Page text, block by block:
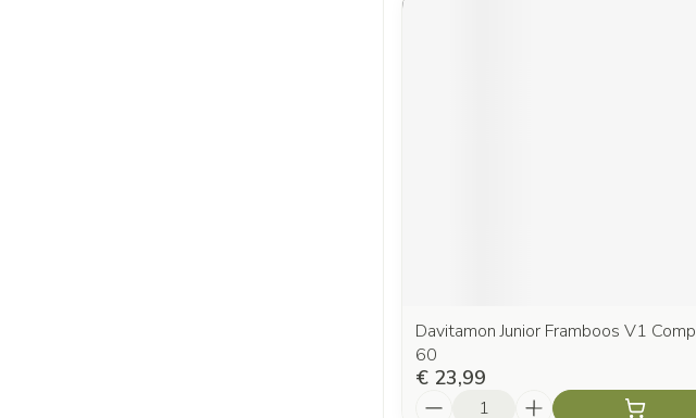
Davitamon Junior Framboos V1 Comp
60
€ 23,99